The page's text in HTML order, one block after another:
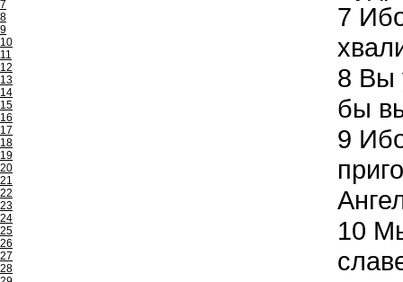
7
8
9
10
11
12
13
14
15
16
17
18
19
20
21
22
23
24
25
26
27
28
7
8 Вы
бы
9
10